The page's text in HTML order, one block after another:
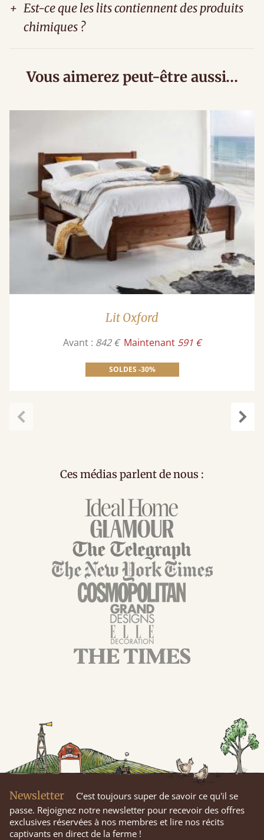
+ Est-ce que les lits contiennent des produits
chimiques ?
Vous aimerez peut-être aussi…
Lit Oxford
Avant : 842 € Maintenant 591 €
SOLDES -30%
Ces médias parlent de nous :
Newsletter
C’est toujours super de savoir ce qu'il se
passe. Rejoignez notre newsletter pour recevoir des offres
exclusives réservées à nos membres et lire nos récits
captivants en direct de la ferme !